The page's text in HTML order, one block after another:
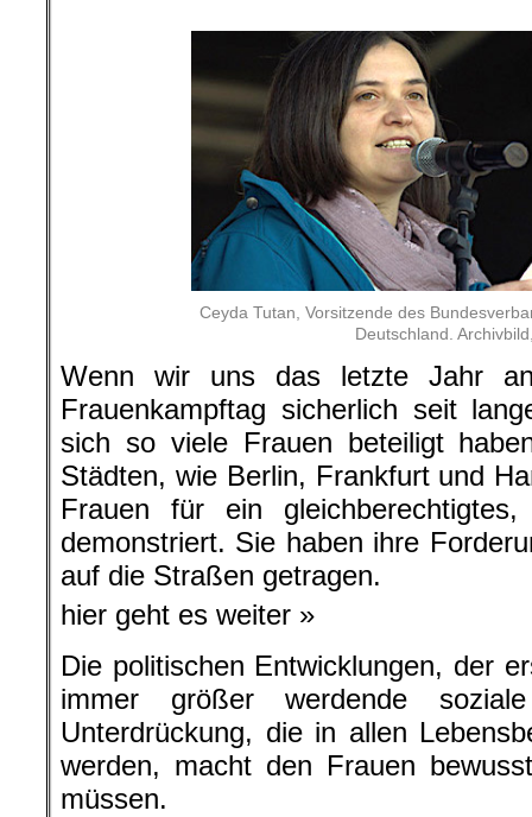
Ceyda Tutan, Vorsitzende des
Deutschland.
Wenn wir uns das letzte Jahr
Frauenkampftag sicherlich seit
sich so viele Frauen beteiligt
Städten, wie Berlin, Frankfurt und
Frauen für ein gleichberechtigtes,
demonstriert. Sie haben ihre
auf die Straßen getragen.
hier geht es weiter »
Die politischen Entwicklungen, der
immer größer werdende
Unterdrückung, die in allen
werden, macht den Frauen
müssen.